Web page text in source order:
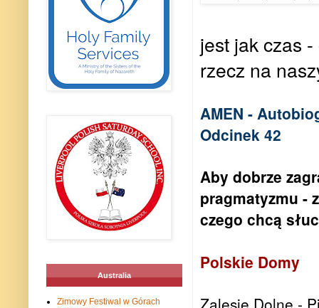
jest jak czas
rzecz na
AMEN -
Odcinek 42
Aby dobrze
pragmatyzmu -
czego chcą
Polskie Domy
Australia
Zimowy Festiwal w Górach